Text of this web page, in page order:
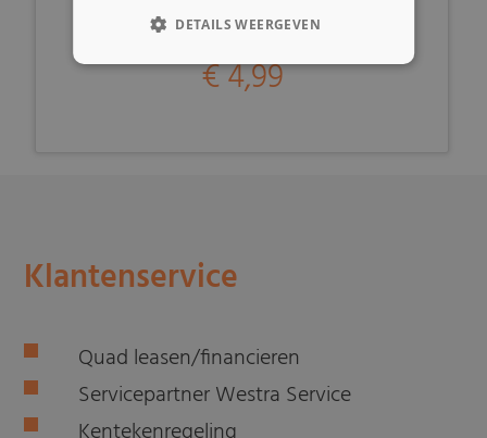
€ 4,99
Klantenservice
Quad leasen/financieren
Servicepartner Westra Service
DETAILS WEERGEVEN